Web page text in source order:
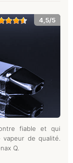
4,5/5
fiable et qui
de qualité.
Q.